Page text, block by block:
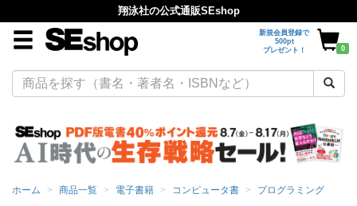
翔泳社の公式通販SEshop
新規会員登録で
500pt
プレゼント！
0
ホーム 商品一覧 電子書籍 コンピュータ書 プログラミング